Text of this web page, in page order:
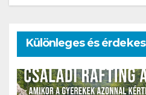
Különleges és érdekes